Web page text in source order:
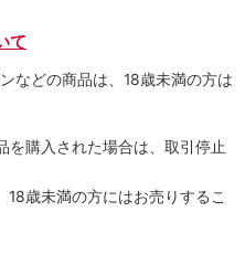
て
などの商品は、18歳未満の方は
を購入された場合は、取引停止
歳未満の方にはお売りするこ